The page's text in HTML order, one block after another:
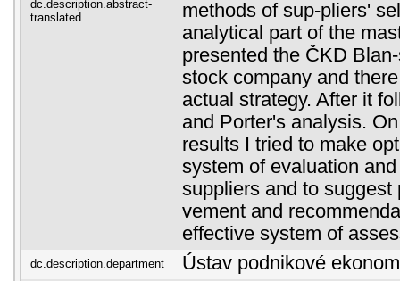
dc.description.abstract-
translated
methods of sup-pliers'
analytical part of the
presented the ČKD
stock company and
actual strategy. After it
and Porter's analysis.
results I tried to make
system of evaluation
suppliers and to suggest
vement and
effective system of
dc.description.department Ústav podnikové